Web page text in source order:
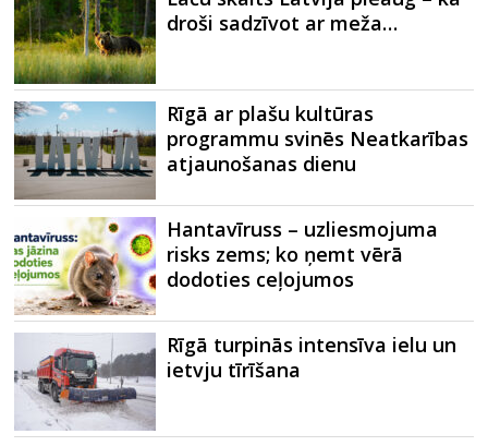
droši sadzīvot ar meža…
Rīgā ar plašu kultūras
programmu svinēs Neatkarības
atjaunošanas dienu
Hantavīruss – uzliesmojuma
risks zems; ko ņemt vērā
dodoties ceļojumos
Rīgā turpinās intensīva ielu un
ietvju tīrīšana